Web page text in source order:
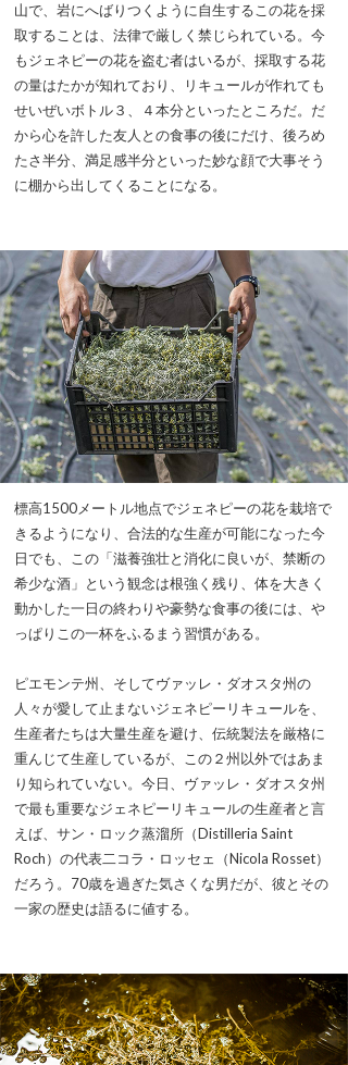
山で、岩にへばりつくように自生するこの花を採
取することは、法律で厳しく禁じられている。今
もジェネピーの花を盗む者はいるが、採取する花
の量はたかが知れており、リキュールが作れても
せいぜいボトル３、４本分といったところだ。だ
から心を許した友人との食事の後にだけ、後ろめ
たさ半分、満足感半分といった妙な顔で大事そう
に棚から出してくることになる。
標高1500メートル地点でジェネピーの花を栽培で
きるようになり、合法的な生産が可能になった今
日でも、この「滋養強壮と消化に良いが、禁断の
希少な酒」という観念は根強く残り、体を大きく
動かした一日の終わりや豪勢な食事の後には、や
っぱりこの一杯をふるまう習慣がある。
ピエモンテ州、そしてヴァッレ・ダオスタ州の
人々が愛して止まないジェネピーリキュールを、
生産者たちは大量生産を避け、伝統製法を厳格に
重んじて生産しているが、この２州以外ではあま
り知られていない。今日、ヴァッレ・ダオスタ州
で最も重要なジェネピーリキュールの生産者と言
えば、サン・ロック蒸溜所（Distilleria Saint
Roch）の代表二コラ・ロッセェ（Nicola Rosset）
だろう。70歳を過ぎた気さくな男だが、彼とその
一家の歴史は語るに値する。